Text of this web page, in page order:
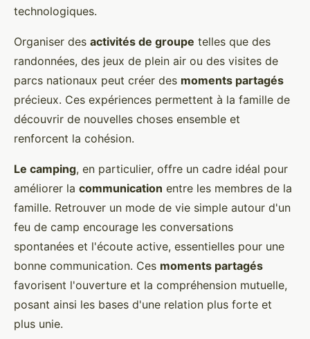
technologiques.
Organiser des activités de groupe telles que des
randonnées, des jeux de plein air ou des visites de
parcs nationaux peut créer des moments partagés
précieux. Ces expériences permettent à la famille de
découvrir de nouvelles choses ensemble et
renforcent la cohésion.
Le camping, en particulier, offre un cadre idéal pour
améliorer la communication entre les membres de la
famille. Retrouver un mode de vie simple autour d'un
feu de camp encourage les conversations
spontanées et l'écoute active, essentielles pour une
bonne communication. Ces moments partagés
favorisent l'ouverture et la compréhension mutuelle,
posant ainsi les bases d'une relation plus forte et
plus unie.